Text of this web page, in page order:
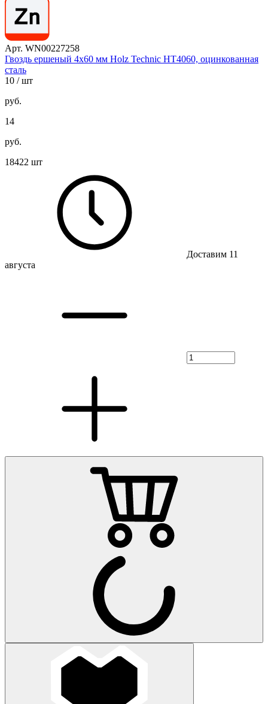
Арт. WN00227258
Гвоздь ершеный 4х60 мм Holz Technic HT4060, оцинкованная
сталь
10 / шт
руб.
14
руб.
18422 шт
Доставим 11
августа